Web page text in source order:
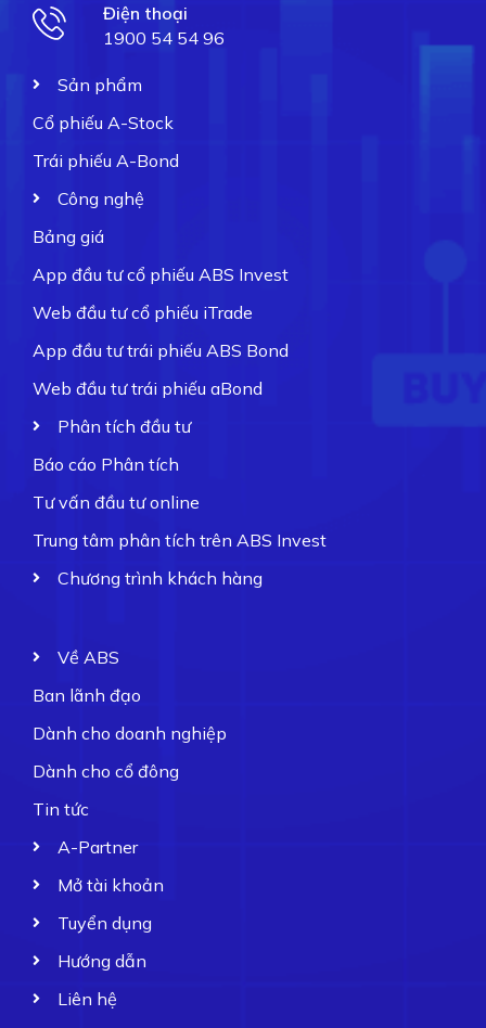
Điện thoại
1900 54 54 96
Sản phẩm
Cổ phiếu A-Stock
Trái phiếu A-Bond
Công nghệ
Bảng giá
App đầu tư cổ phiếu ABS Invest
Web đầu tư cổ phiếu iTrade
App đầu tư trái phiếu ABS Bond
Web đầu tư trái phiếu aBond
Phân tích đầu tư
Báo cáo Phân tích
Tư vấn đầu tư online
Trung tâm phân tích trên ABS Invest
Chương trình khách hàng
Về ABS
Ban lãnh đạo
Dành cho doanh nghiệp
Dành cho cổ đông
Tin tức
A-Partner
Mở tài khoản
Tuyển dụng
Hướng dẫn
Liên hệ